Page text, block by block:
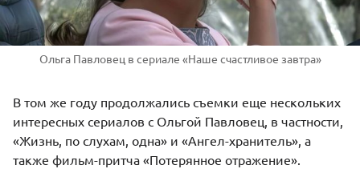
Ольга Павловец в сериале «Наше счастливое завтра»
В том же году продолжались съемки еще нескольких
интересных сериалов с Ольгой Павловец, в частности,
«Жизнь, по слухам, одна» и «Ангел-хранитель», а
также фильм-притча «Потерянное отражение».